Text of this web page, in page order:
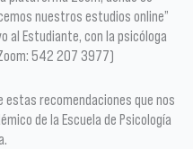
nuestros estudios online”
al Estudiante, con la psicóloga
542 207 3977)
estas recomendaciones que nos
de la Escuela de Psicología